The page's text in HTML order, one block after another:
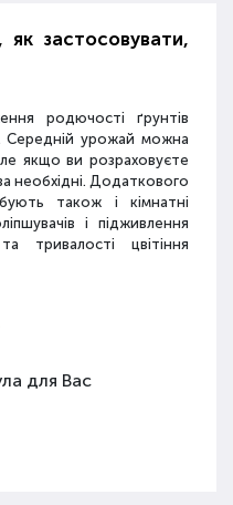
застосовувати,
родючості ґрунтів
Середній урожай можна
якщо ви розраховуєте
необхідні. Додаткового
також і кімнатні
і підживлення
тривалості цвітіння
для покращення
якостей ґрунту
засобів: мінеральні
змішаного типу,
для Вас